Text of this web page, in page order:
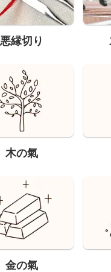
悪縁切り
木の氣
金の氣